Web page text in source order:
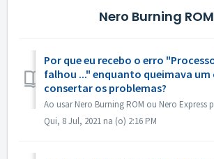
Nero Burning ROM
Por que eu recebo o erro
falhou ..." enquanto queimava um
consertar os problemas?
Qui, 8 Jul, 2021 na (o) 2:16 PM